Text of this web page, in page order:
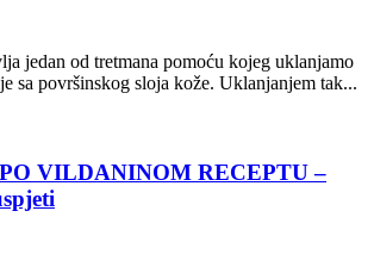
jedan od tretmana pomoću kojeg uklanjamo
sa površinskog sloja kože. Uklanjanjem tak...
VILDANINOM RECEPTU –